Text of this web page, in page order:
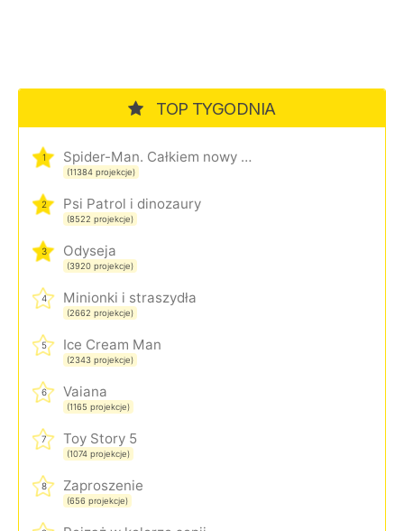
TOP TYGODNIA
1 Spider-Man. Całkiem nowy dzień
(11384 projekcje)
2 Psi Patrol i dinozaury
(8522 projekcje)
3 Odyseja
(3920 projekcje)
4 Minionki i straszydła
(2662 projekcje)
5 Ice Cream Man
(2343 projekcje)
6 Vaiana
(1165 projekcje)
7 Toy Story 5
(1074 projekcje)
8 Zaproszenie
(656 projekcje)